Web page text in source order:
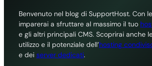
Benvenuto nel blog di SupportHost. Con
imparerai a sfruttare al massimo il tuo
e gli altri principali CMS. Scoprirai anche
utilizzo e il potenziale dell’hosting
e dei server dedicati.